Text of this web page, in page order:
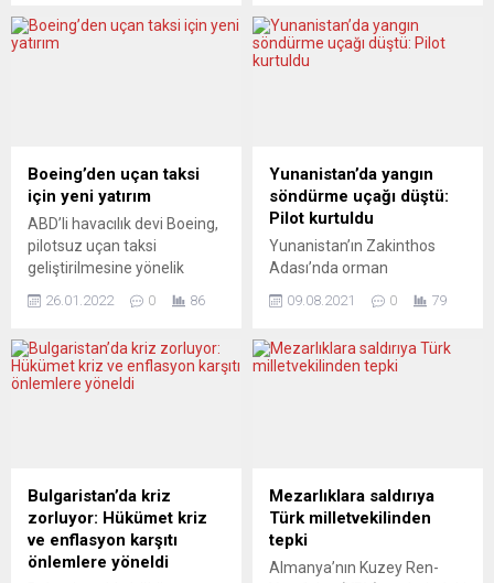
sıkletteki dünya şampiyonu
eldivenleriyle değil
mahkeme üzerinden maç
yapılacak. Charr, kazanması
durumunda...
veren Orient Shisha
Lounge’da sahne alacak.
Serkan Nazlıoğlu’nun yaptığı
Diesel Str. 15, 89160 Ulm –
Dornstadt adresindeki
Boeing’den uçan taksi
için yeni yatırım
ABD’li havacılık devi Boeing,
pilotsuz uçan taksi
geliştirilmesine yönelik
için California merkezli Wisk
dolar daha yatırım
yapacağını duyurdu.
ortaklığındaki Wisk, pilotsuz
uçuşlara odaklandığı için
diğer elektrikli hava aracı
üreticilerinden ayrılıyor....
26.01.2022 0 86
Yunanistan’da yangın
söndürme uçağı düştü:
Pilot kurtuldu
Yunanistan’ın Zakinthos
Adası’nda orman
çalışmalarına katılan
söndürme uçağının düştüğü,
pilotunun sağ kurtulduğu
orman yangınını söndürme
çalışmalarına destek için
gönderilen 2 Petzetel tipi
uçaktan birinin Lagopodo-
Maherado bölgesinde
09.08.2021 0 79
Bulgaristan’da kriz
zorluyor: Hükümet kriz
ve enflasyon karşıtı
önlemlere yöneldi
Mezarlıklara saldırıya
Türk milletvekilinden
tepki
Almanya’nın Kuzey Ren-